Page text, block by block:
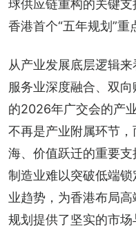
球供应链重构的关键
香港首个“五年规划”重
从产业发展底层逻辑
服务业深度融合、双
的2026年广交会的产
不再是产业附属环节
海、价值跃迁的重要
制造业难以突破低端
业趋势，为香港布局
规划提供了坚实的市场